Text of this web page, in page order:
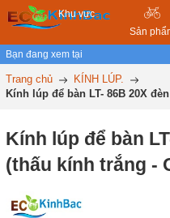
Khu vực
Sản
Bạn đang xem tại
Trang chủ
KÍNH LÚP.
Kính lúp để bàn LT- 86B 20X
Kính lúp để bàn
(thấu kính trắng -